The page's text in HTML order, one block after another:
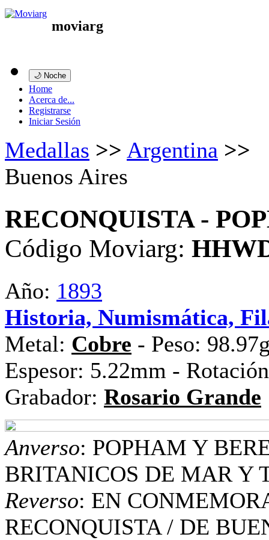
moviarg
🌙 Noche
Home
Acerca de...
Registrarse
Iniciar Sesión
Medallas >> Argentina >>
Buenos Aires
RECONQUISTA -
Código Moviarg:
Año: 1893
Historia, Numismática,
Metal: Cobre - Peso:
Espesor: 5.22mm -
Grabador: Rosario Grande
Anverso: POPHAM Y
BRITANICOS DE MAR Y
Reverso: EN
RECONQUISTA / DE